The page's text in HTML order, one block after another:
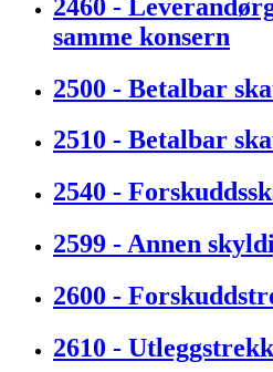
2460 -
samme konsern
2500 - Betalbar
2510 - Betalbar
2540 -
2599 - Annen
2600 -
2610 - Utleggstrekk